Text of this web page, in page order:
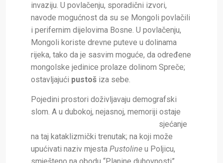
invaziju. U povlačenju, sporadični izvori,
navode mogućnost da su se Mongoli povlačili
i perifernim dijelovima Bosne. U povlačenju,
Mongoli koriste drevne puteve u dolinama
rijeka, tako da je sasvim moguće, da određene
mongolske jedinice prolaze dolinom Spreče;
ostavljajući pustoš iza sebe.
Pojedini prostori doživljavaju demografski
slom. A u dubokoj, nejasnoj, memoriji ostaje
sjećanje
na taj kataklizmički trenutak; na koji može
upućivati naziv mjesta Pustoline u Poljicu,